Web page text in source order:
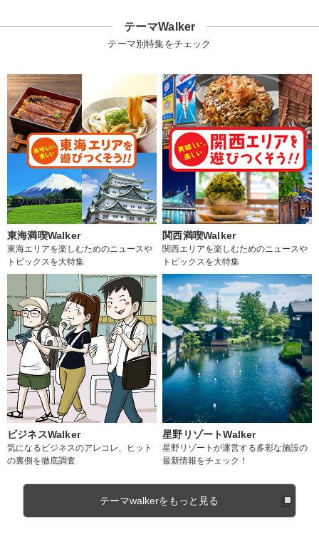
テーマWalker
テーマ別特集をチェック
東海満喫Walker
東海エリアを楽しむためのニュースや
トピックスを大特集
関西満喫Walker
関西エリアを楽しむためのニュースや
トピックスを大特集
ビジネスWalker
気になるビジネスのアレコレ、ヒット
の裏側を徹底調査
星野リゾートWalker
星野リゾートが運営する多彩な施設の
最新情報をチェック！
テーマwalkerをもっと見る